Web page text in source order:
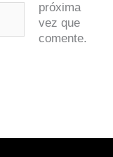
próxima
vez que
comente.